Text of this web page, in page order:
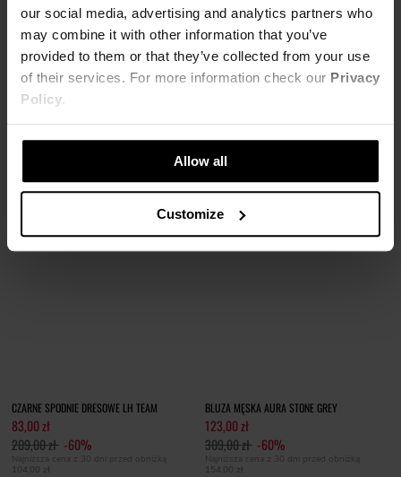
our social media, advertising and analytics partners who
may combine it with other information that you’ve
provided to them or that they’ve collected from your use
of their services. For more information check our Privacy
Policy.
Allow all
Customize
SPÓDNICA LH TEAM PINK
51,00 zł
129,00 zł -60%
Najniższa cena z 30 dni przed obniżką
CZARNO-RÓŻOWE SPODNIE LH TEAM
83,00 zł
209,00 zł -60%
CZARNE SPODNIE DRESOWE LH TEAM
83,00 zł
209,00 zł -60%
Najniższa cena z 30 dni przed obniżką
104,00 zł
BLUZA MĘSKA AURA STONE GREY
123,00 zł
309,00 zł -60%
Najniższa cena z 30 dni przed obniżką
154,00 zł